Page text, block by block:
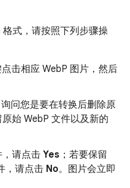
式，请按照下列步骤操
击相应 WebP 图片，然后
问您是要在转换后删除原
始 WebP 文件以及新的
，请点击 Yes ；若要保留
，请点击 No。图片会立即